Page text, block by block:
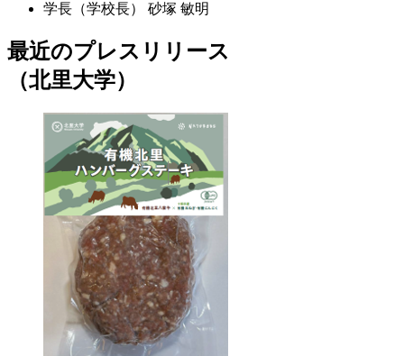
学長（学校長）
砂塚 敏明
最近のプレスリリース
（北里大学）